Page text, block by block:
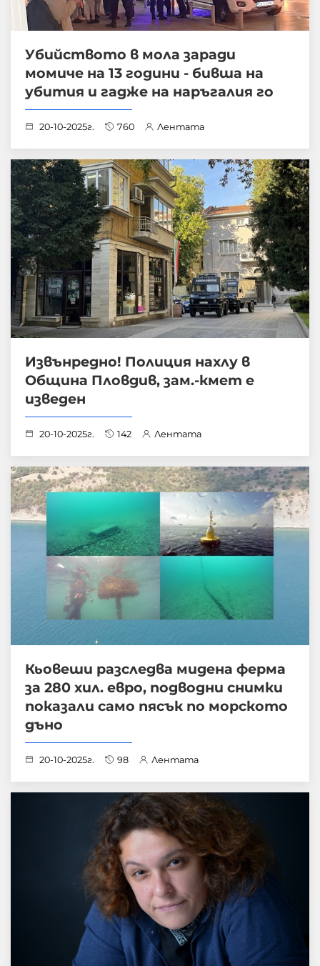
Убийството в мола заради
момиче на 13 години - бивша на
убития и гадже на наръгалия го
20-10-2025г. 760 Лентата
Извънредно! Полиция нахлу в
Община Пловдив, зам.-кмет е
изведен
20-10-2025г. 142 Лентата
Кьовеши разследва мидена ферма
за 280 хил. евро, подводни снимки
показали само пясък по морското
дъно
20-10-2025г. 98 Лентата